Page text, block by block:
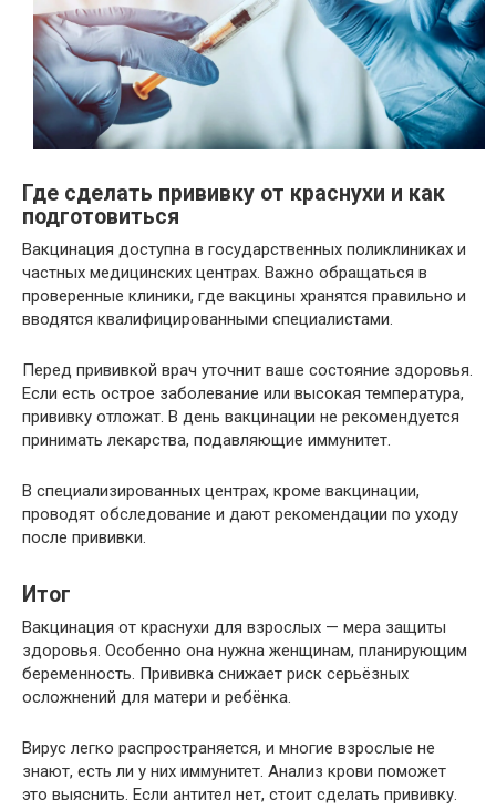
Где сделать прививку от краснухи и как
подготовиться
Вакцинация доступна в государственных поликлиниках и
частных медицинских центрах. Важно обращаться в
проверенные клиники, где вакцины хранятся правильно и
вводятся квалифицированными специалистами.
Перед прививкой врач уточнит ваше состояние здоровья.
Если есть острое заболевание или высокая температура,
прививку отложат. В день вакцинации не рекомендуется
принимать лекарства, подавляющие иммунитет.
В специализированных центрах, кроме вакцинации,
проводят обследование и дают рекомендации по уходу
после прививки.
Итог
Вакцинация от краснухи для взрослых — мера защиты
здоровья. Особенно она нужна женщинам, планирующим
беременность. Прививка снижает риск серьёзных
осложнений для матери и ребёнка.
Вирус легко распространяется, и многие взрослые не
знают, есть ли у них иммунитет. Анализ крови поможет
это выяснить. Если антител нет, стоит сделать прививку.